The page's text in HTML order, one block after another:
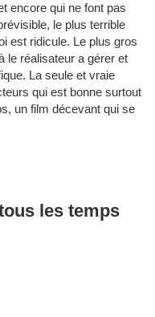
encore qui ne font pas
le plus terrible
est ridicule. Le plus gros
le réalisateur a gérer et
La seule et vraie
qui est bonne surtout
un film décevant qui se
les temps